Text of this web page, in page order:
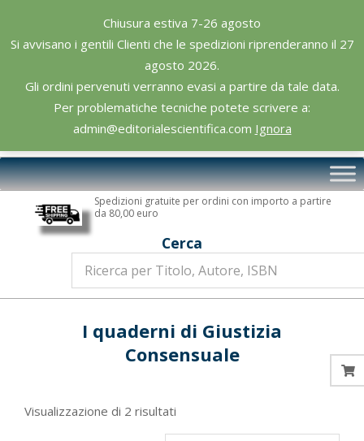
Chiusura estiva 7-26 agosto
Si avvisano i gentili Clienti che le spedizioni riprenderanno il 27
agosto 2026.
Gli ordini pervenuti verranno evasi a partire da tale data.
Per problematiche tecniche potete scrivere a:
admin@editorialescientifica.com Ignora
content
Editoriale
Scientifica
Primary
Navigation
Spedizioni gratuite per ordini con importo a partire
da 80,00 euro
Cerca
I quaderni di Giustizia
Consensuale
Visualizzazione di 2 risultati
in